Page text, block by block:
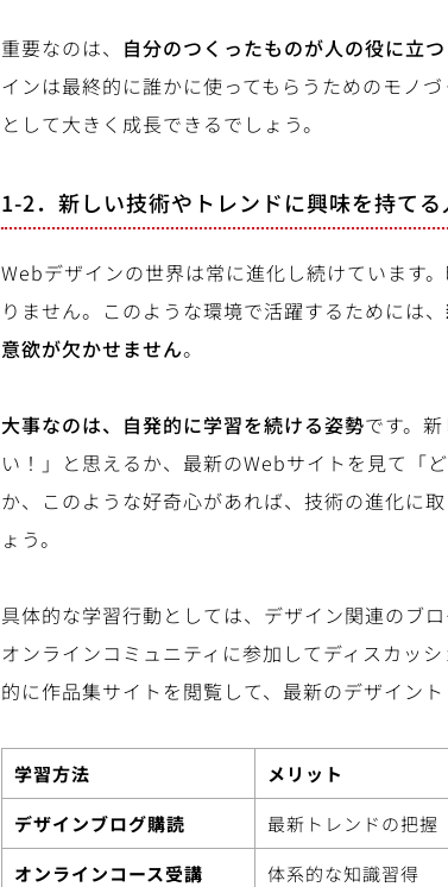
重要なのは、 自分のつくったものが人の役に立
インは最終的に誰かに使ってもらうためのモノ
として大きく成長できるでしょう。
1-2．新しい技術やトレンドに興味を持てる
Webデザインの世界は常に進化し続けています
りません。このような環境で活躍するためには、
意欲が欠かせません。
大事なのは、自発的に学習を続ける姿勢です。
い！」と思えるか、最新のWebサイトを見て「
か、このような好奇心があれば、技術の進化に
ょう。
具体的な学習行動としては、デザイン関連のブ
オンラインコミュニティに参加してディスカッ
的に作品集サイトを閲覧して、最新のデザイン
学習方法 メリット
デザインブログ購読
最新トレンドの把握
オンラインコース受講
体系的な知識習得